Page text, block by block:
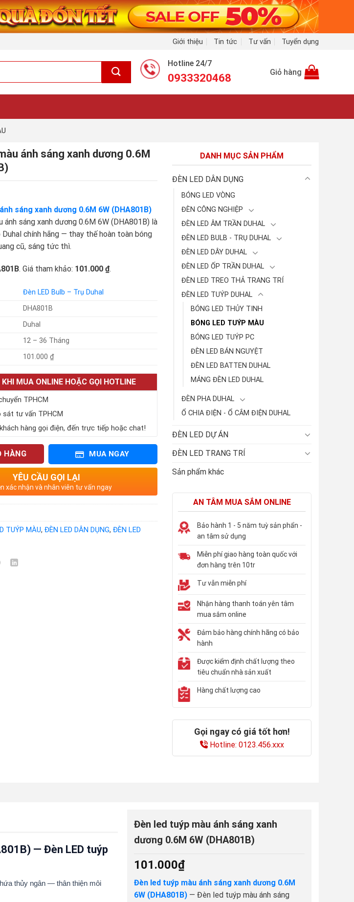
Giới thiệu Tin tức Tư vấn Tuyển dụng
Hotline 24/7
0933320468 Giỏ hàng
ánh sáng xanh dương 0.6M
sáng xanh dương 0.6M 6W (DHA801B)
sáng xanh dương 0.6M 6W (DHA801B) là
chính hãng — thay thế hoàn toàn bóng
cũ, sáng tức thì.
. Giá tham khảo: 101.000 ₫.
Đèn LED Bulb – Trụ Duhal
DHA801B
Duhal
12 – 36 Tháng
101.000 ₫
MUA ONLINE HOẶC GỌI HOTLINE
TPHCM
sát tư vấn TPHCM
hàng gọi điện, đến trực tiếp hoặc chat!
HÀNG MUA NGAY
YÊU CẦU GỌI LẠI
xác nhận và nhân viên tư vấn ngay
TUÝP MÀU, ĐÈN LED DÂN DỤNG, ĐÈN LED
DANH MỤC SẢN PHẨM
ĐÈN LED DÂN DỤNG
BÓNG LED VÒNG
ĐÈN CÔNG NGHIỆP
ĐÈN LED ÂM TRẦN DUHAL
ĐÈN LED BULB - TRỤ DUHAL
ĐÈN LED DÂY DUHAL
ĐÈN LED ỐP TRẦN DUHAL
ĐÈN LED TREO THẢ TRANG TRÍ
ĐÈN LED TUÝP DUHAL
BÓNG LED THỦY TINH
BÓNG LED TUÝP MÀU
BÓNG LED TUÝP PC
ĐÈN LED BÁN NGUYỆT
ĐÈN LED BATTEN DUHAL
MÁNG ĐÈN LED DUHAL
ĐÈN PHA DUHAL
Ổ CHIA ĐIỆN - Ổ CẮM ĐIỆN DUHAL
ĐÈN LED DỰ ÁN
ĐÈN LED TRANG TRÍ
Sản phẩm khác
AN TÂM MUA SẮM ONLINE
Bảo hành 1 - 5 năm tuỳ sản phẩn -
an tâm sử dụng
Miễn phí giao hàng toàn quốc với
đơn hàng trên 10tr
Tư vẫn miễn phí
Nhận hàng thanh toán yên tâm
mua sắm online
Đảm bảo hàng chính hãng có bảo
hành
Được kiểm định chất lượng theo
tiêu chuẩn nhà sản xuất
Hàng chất lượng cao
Gọi ngay có giá tốt hơn!
Hotline: 0123.456.xxx
— Đèn LED tuýp
thủy ngân — thân thiện môi
Đèn led tuýp màu ánh sáng xanh
dương 0.6M 6W (DHA801B)
101.000₫
Đèn led tuýp màu ánh sáng xanh dương 0.6M
6W (DHA801B) — Đèn led tuýp màu ánh sáng